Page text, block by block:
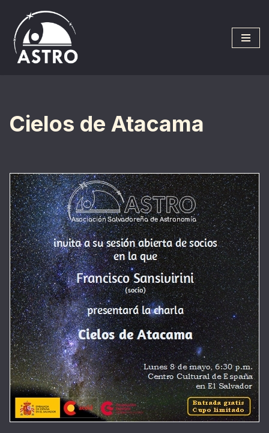
Saltar
al
contenido
Cielos de Atacama